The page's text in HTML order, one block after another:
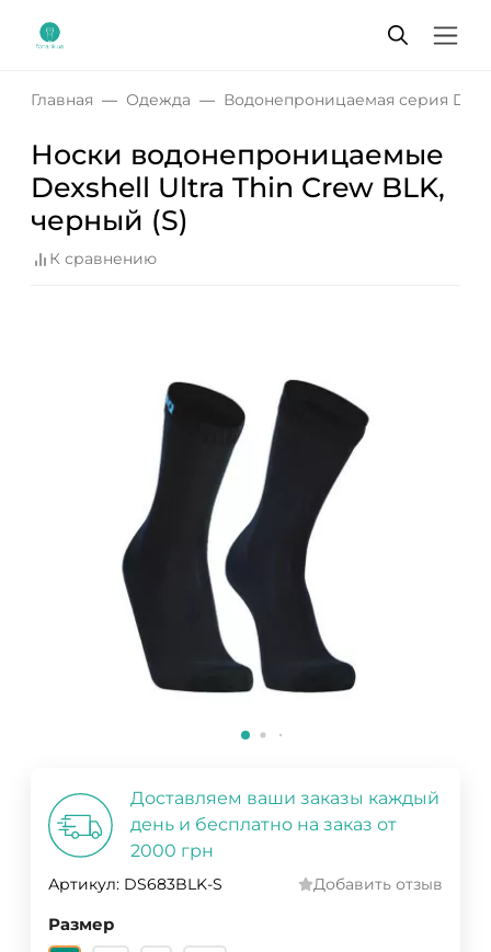
Главная Одежда Водонепроницаемая серия
Носки водонепроницаемые
Dexshell Ultra Thin Crew BLK,
черный (S)
К сравнению
Доставляем ваши заказы каждый
день и бесплатно на заказ от
2000 грн
Артикул: DS683BLK-S Добавить отзыв
Размер